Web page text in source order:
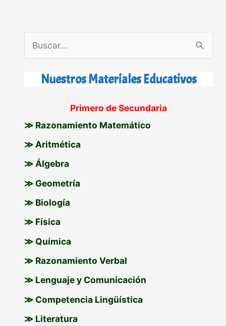
u
r
p
o
Nuestros Materiales Educativos
Primero de Secundaria
≫ Razonamiento Matemático
≫ Aritmética
≫ Álgebra
≫ Geometría
≫ Biología
≫ Física
≫ Química
≫ Razonamiento Verbal
≫ Lenguaje y Comunicación
≫ Competencia Lingüística
≫ Literatura